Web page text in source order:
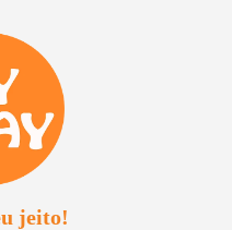
jeito!